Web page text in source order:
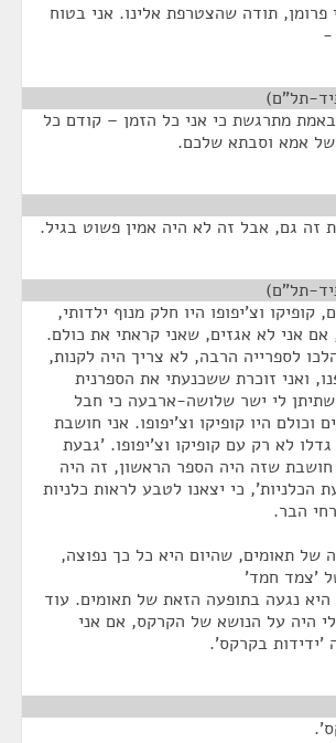
פרומן, תודה שהצטרפת אלינו. אני בטוח
-
תל"ם)
מתרגשת כי אני כל הזמן – קודם כל
של אמא וסבתא שלכם.
זה גם, אבל זה לא היה אמין פשוט בגיל.
תל"ם)
קופיקו וצ'יפופו היו חלק מנוף ילדותי,
אם אני לא אגזים, שאני קראתי את כולם.
לספרייה הרבה, לא צריך היה לקנות,
ואני זוכרת ששכנעתי את הספרנית
לי ישר שלושה-ארבעה כי חבל
וכולם היו קופיקו וצ'יפופו. אני חושבת
לא רק עם קופיקו וצ'יפופו. 'גבעת
חושבת שזה היה הספר הראשון, זה היה
הכלניות', כי יצאנו לטבע לראות כלניות
הבר.
של תאומים, שהיום היא כל כך נפוצה,
'צמד חמד'
נגעה בתופעה הזאת של תאומים. עוד
היה על הנושא של הקרקס, אם אני
'ידידות בקרקס'.